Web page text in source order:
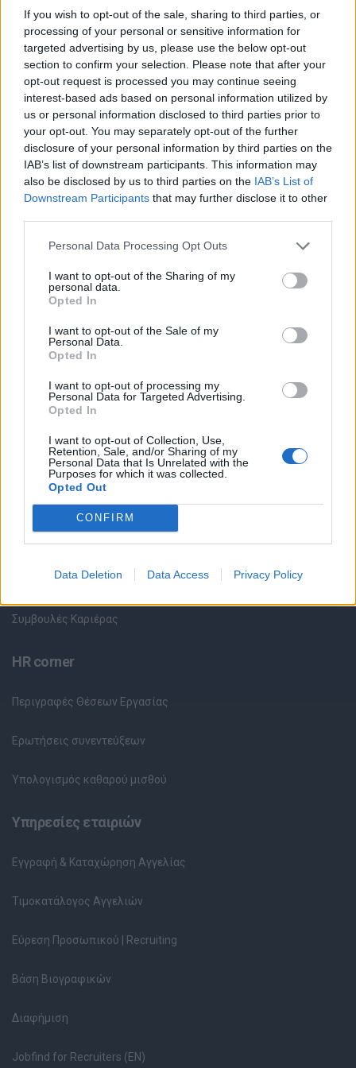
If you wish to opt-out of the sale, sharing to third parties, or
processing of your personal or sensitive information for
targeted advertising by us, please use the below opt-out
section to confirm your selection. Please note that after your
opt-out request is processed you may continue seeing
interest-based ads based on personal information utilized by
us or personal information disclosed to third parties prior to
your opt-out. You may separately opt-out of the further
disclosure of your personal information by third parties on the
IAB’s list of downstream participants. This information may
also be disclosed by us to third parties on the IAB’s List of
Downstream Participants that may further disclose it to other
Personal Data Processing Opt Outs
I want to opt-out of the Sharing of my
personal data.
Opted In
I want to opt-out of the Sale of my
Personal Data.
Opted In
I want to opt-out of processing my
Personal Data for Targeted Advertising.
Opted In
I want to opt-out of Collection, Use,
Retention, Sale, and/or Sharing of my
Personal Data that Is Unrelated with the
Purposes for which it was collected.
Opted Out
CONFIRM
Data Deletion Data Access Privacy Policy
Επικοινωνιακές και διαπραγματευτικές ικανότητες
Ομαδικό πνεύμα και υπευθυνότητα
Γίνε μέλος μιας δυναμικής ομάδας που αναπτύσσεται και
ξεχώρισε στον χώρο της ιδιωτικής ασφάλισης.
Θέσεις εργασίας
Όλες οι Θέσεις Εργασίας
Θέσεις Εργασίας ανά Ειδικότητα
Θέσεις Εργασίας ανά Εταιρεία
Κέντρο Βοήθειας
Υπηρεσίες υποψηφίων
Καταχώρηση Online Βιογραφικού
Συμβουλές Καριέρας
HR corner
Περιγραφές Θέσεων Εργασίας
Ερωτήσεις συνεντεύξεων
Υπολογισμός καθαρού μισθού
Υπηρεσίες εταιριών
Εγγραφή & Καταχώρηση Αγγελίας
Τιμοκατάλογος Αγγελιών
Εύρεση Προσωπικού | Recruiting
Βάση Βιογραφικών
Διαφήμιση
Jobfind for Recruiters (EN)